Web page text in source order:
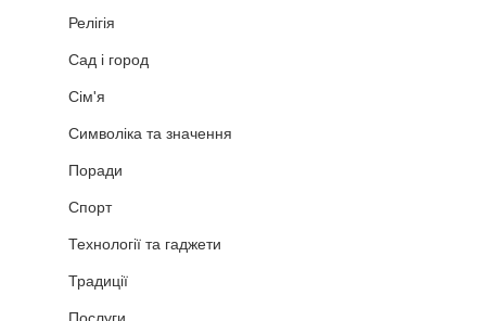
Релігія
Сад і город
Сім'я
Символіка та значення
Поради
Спорт
Технології та гаджети
Традиції